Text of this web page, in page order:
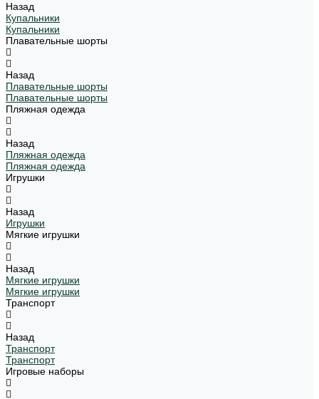
Назад
Купальники
Купальники
Плавательные шорты
Назад
Плавательные шорты
Плавательные шорты
Пляжная одежда
Назад
Пляжная одежда
Пляжная одежда
Игрушки
Назад
Игрушки
Мягкие игрушки
Назад
Мягкие игрушки
Мягкие игрушки
Транспорт
Назад
Транспорт
Транспорт
Игровые наборы